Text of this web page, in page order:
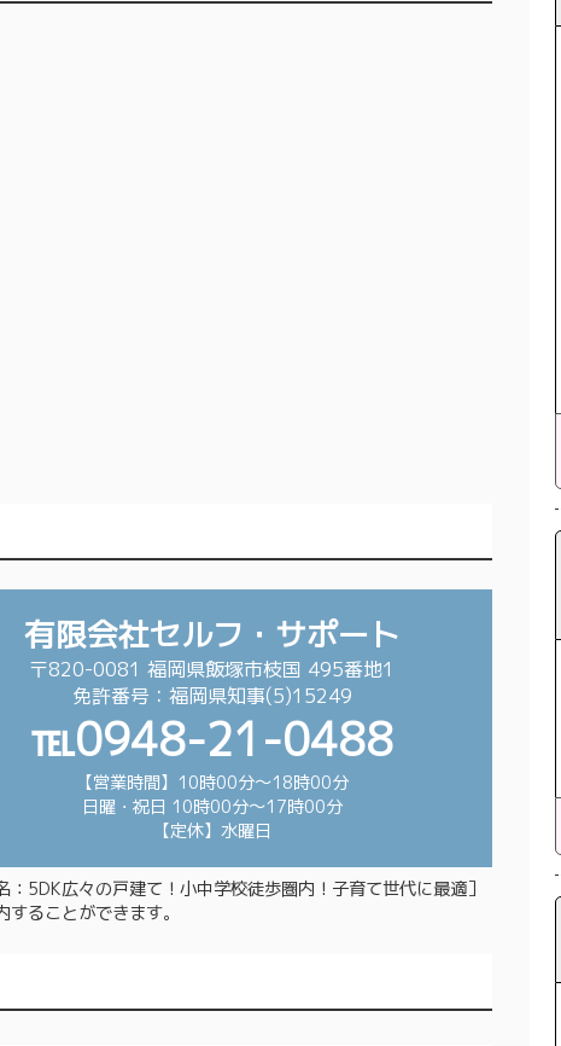
有限会社セルフ・サポート
〒820-0081 福岡県飯塚市枝国 495番地1
免許番号：福岡県知事(5)15249
℡0948-21-0488
【営業時間】10時00分～18時00分
日曜・祝日 10時00分～17時00分
【定休】水曜日
：5DK広々の戸建て！小中学校徒歩圏内！子育て世代に最適］
ることができます。